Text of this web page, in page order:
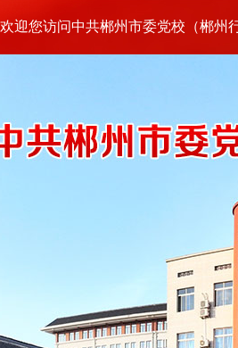
欢迎您访问中共郴州市委党校（郴州